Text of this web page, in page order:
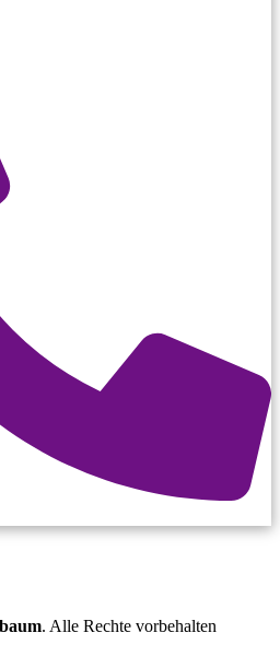
. Alle Rechte vorbehalten